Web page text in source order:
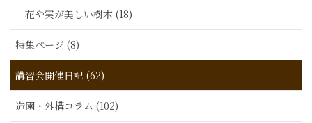
花や実が美しい樹木 (18)
特集ページ (8)
講習会開催日記 (62)
造園・外構コラム (102)